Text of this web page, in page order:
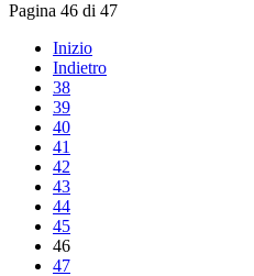
Pagina 46 di 47
Inizio
Indietro
38
39
40
41
42
43
44
45
46
47